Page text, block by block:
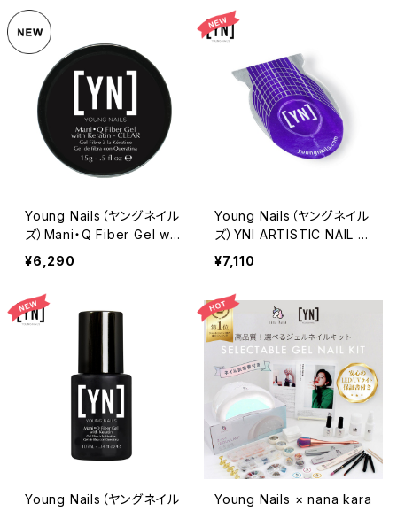
Young Nails（ヤングネイル
ズ）Mani・Q Fiber Gel wit
h Keratin Jar（マニキュー
ファイバーウィズケラチン
ジャータイプ）15g
¥6,290
Young Nails（ヤングネイル
ズ）YNI ARTISTIC NAIL F
ORMS(500 COUNT)｜ア
ーティスティックネイルフォ
ーム（500枚入り）
¥7,110
Young Nails（ヤングネイル
Young Nails × nana kara